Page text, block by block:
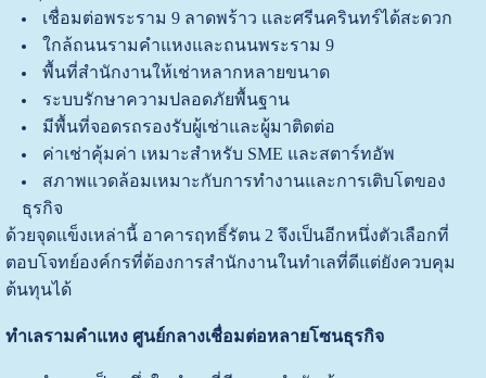
เชื่อมต่อพระราม 9 ลาดพร้าว และศรีนครินทร์ได้สะดวก
ใกล้ถนนรามคำแหงและถนนพระราม 9
พื้นที่สำนักงานให้เช่าหลากหลายขนาด
ระบบรักษาความปลอดภัยพื้นฐาน
มีพื้นที่จอดรถรองรับผู้เช่าและผู้มาติดต่อ
ค่าเช่าคุ้มค่า เหมาะสำหรับ SME และสตาร์ทอัพ
สภาพแวดล้อมเหมาะกับการทำงานและการเติบโตของ
ธุรกิจ
ด้วยจุดแข็งเหล่านี้ อาคารฤทธิ์รัตน 2 จึงเป็นอีกหนึ่งตัวเลือกที่
ตอบโจทย์องค์กรที่ต้องการสำนักงานในทำเลที่ดีแต่ยังควบคุม
ต้นทุนได้
ทำเลรามคำแหง ศูนย์กลางเชื่อมต่อหลายโซนธุรกิจ